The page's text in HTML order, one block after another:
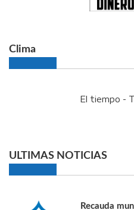
Clima
El tiempo -
ULTIMAS NOTICIAS
Recauda